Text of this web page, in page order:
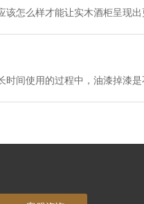
怎么样才能让实木酒柜呈现出
间使用的过程中，油漆掉漆是